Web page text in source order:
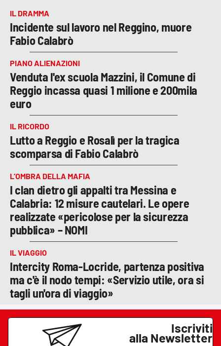
IL DRAMMA
Incidente sul lavoro nel Reggino, muore
Fabio Calabrò
PIANO ALIENAZIONI
Venduta l'ex scuola Mazzini, il Comune di
Reggio incassa quasi 1 milione e 200mila
euro
IL RICORDO
Lutto a Reggio e Rosalì per la tragica
scomparsa di Fabio Calabrò
L’OMBRA DELLA MAFIA
I clan dietro gli appalti tra Messina e
Calabria: 12 misure cautelari. Le opere
realizzate «pericolose per la sicurezza
pubblica» – NOMI
IL VIAGGIO
Intercity Roma-Locride, partenza positiva
ma c'è il nodo tempi: «Servizio utile, ora si
tagli un'ora di viaggio»
Iscriviti
alla Newsletter